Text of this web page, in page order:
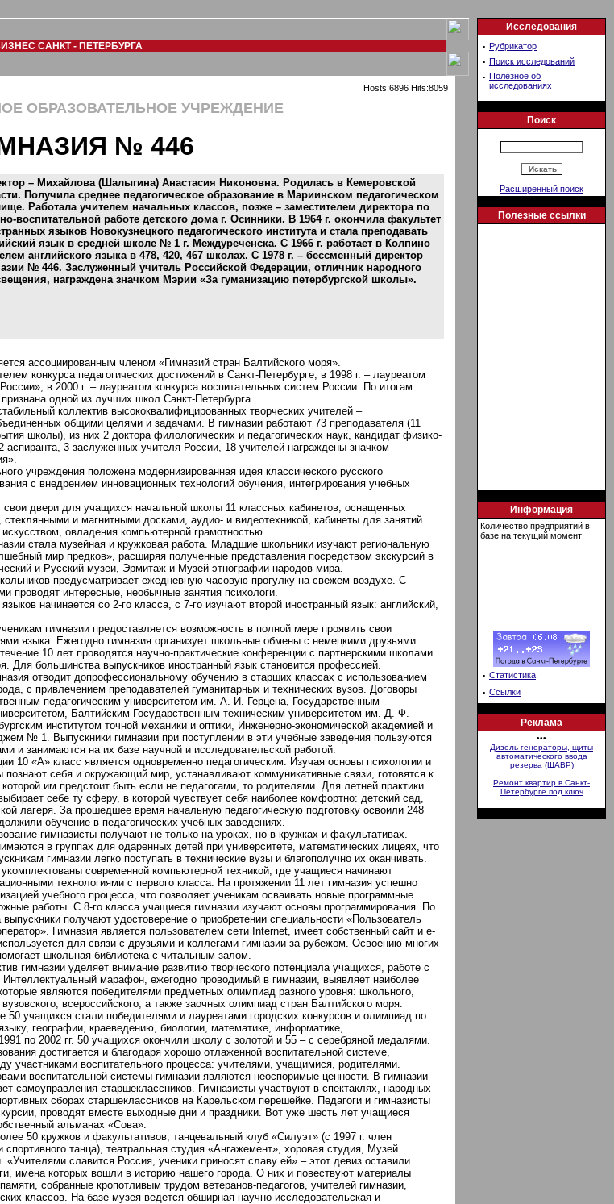
САНКТ - ПЕТЕРБУРГА
Hosts:6896 Hits:8059
ОБРАЗОВАТЕЛЬНОЕ УЧРЕЖДЕНИЕ
№ 446
– Михайлова (Шалыгина) Анастасия Никоновна. Родилась в Кемеровской
Получила среднее педагогическое образование в Мариинском педагогическом
Работала учителем начальных классов, позже – заместителем директора по
воспитательной работе детского дома г. Осинники. В 1964 г. окончила факультет
языков Новокузнецкого педагогического института и стала преподавать
язык в средней школе № 1 г. Междуреченска. С 1966 г. работает в Колпино
английского языка в 478, 420, 467 школах. С 1978 г. – бессменный директор
№ 446. Заслуженный учитель Российской Федерации, отличник народного
награждена значком Мэрии «За гуманизацию петербургской школы».
ассоциированным членом «Гимназий стран Балтийского моря».
конкурса педагогических достижений в Санкт-Петербурге, в 1998 г. – лауреатом
в 2000 г. – лауреатом конкурса воспитательных систем России. По итогам
признана одной из лучших школ Санкт-Петербурга.
коллектив высококвалифицированных творческих учителей –
общими целями и задачами. В гимназии работают 73 преподавателя (11
школы), из них 2 доктора филологических и педагогических наук, кандидат физико-
аспиранта, 3 заслуженных учителя России, 18 учителей награждены значком
учреждения положена модернизированная идея классического русского
с внедрением инновационных технологий обучения, интегрирования учебных
двери для учащихся начальной школы 11 классных кабинетов, оснащенных
и магнитными досками, аудио- и видеотехникой, кабинеты для занятий
овладения компьютерной грамотностью.
стала музейная и кружковая работа. Младшие школьники изучают региональную
мир предков», расширяя полученные представления посредством экскурсий в
и Русский музеи, Эрмитаж и Музей этнографии народов мира.
предусматривает ежедневную часовую прогулку на свежем воздухе. С
проводят интересные, необычные занятия психологи.
начинается со 2-го класса, с 7-го изучают второй иностранный язык: английский,
гимназии предоставляется возможность в полной мере проявить свои
языка. Ежегодно гимназия организует школьные обмены с немецкими друзьями
10 лет проводятся научно-практические конференции с партнерскими школами
Для большинства выпускников иностранный язык становится профессией.
отводит допрофессиональному обучению в старших классах с использованием
с привлечением преподавателей гуманитарных и технических вузов. Договоры
педагогическим университетом им. А. И. Герцена, Государственным
Балтийским Государственным техническим университетом им. Д. Ф.
институтом точной механики и оптики, Инженерно-экономической академией и
№ 1. Выпускники гимназии при поступлении в эти учебные заведения пользуются
и занимаются на их базе научной и исследовательской работой.
10 «А» класс является одновременно педагогическим. Изучая основы психологии и
познают себя и окружающий мир, устанавливают коммуникативные связи, готовятся к
им предстоит быть если не педагогами, то родителями. Для летней практики
себе ту сферу, в которой чувствует себя наиболее комфортно: детский сад,
лагеря. За прошедшее время начальную педагогическую подготовку освоили 248
обучение в педагогических учебных заведениях.
гимназисты получают не только на уроках, но в кружках и факультативах.
в группах для одаренных детей при университете, математических лицеях, что
гимназии легко поступать в технические вузы и благополучно их оканчивать.
укомплектованы современной компьютерной техникой, где учащиеся начинают
технологиями с первого класса. На протяжении 11 лет гимназия успешно
учебного процесса, что позволяет ученикам осваивать новые программные
работы. С 8-го класса учащиеся гимназии изучают основы программирования. По
выпускники получают удостоверение о приобретении специальности «Пользователь
Гимназия является пользователем сети Internet, имеет собственный сайт и e-
для связи с друзьями и коллегами гимназии за рубежом. Освоению многих
школьная библиотека с читальным залом.
гимназии уделяет внимание развитию творческого потенциала учащихся, работе с
марафон, ежегодно проводимый в гимназии, выявляет наиболее
являются победителями предметных олимпиад разного уровня: школьного,
вузовского, всероссийского, а также заочных олимпиад стран Балтийского моря.
50 учащихся стали победителями и лауреатами городских конкурсов и олимпиад по
географии, краеведению, биологии, математике, информатике,
по 2002 гг. 50 учащихся окончили школу с золотой и 55 – с серебряной медалями.
достигается и благодаря хорошо отлаженной воспитательной системе,
участниками воспитательного процесса: учителями, учащимися, родителями.
воспитательной системы гимназии являются неоспоримые ценности. В гимназии
самоуправления старшеклассников. Гимназисты участвуют в спектаклях, народных
сборах старшеклассников на Карельском перешейке. Педагоги и гимназисты
проводят вместе выходные дни и праздники. Вот уже шесть лет учащиеся
альманах «Сова».
50 кружков и факультативов, танцевальный клуб «Силуэт» (с 1997 г. член
спортивного танца), театральная студия «Ангажемент», хоровая студия, Музей
«Учителями славится Россия, ученики приносят славу ей» – этот девиз оставили
имена которых вошли в историю нашего города. О них и повествуют материалы
собранные кропотливым трудом ветеранов-педагогов, учителей гимназии,
классов. На базе музея ведется обширная научно-исследовательская и
Исследования
· Рубрикатор
· Поиск исследований
· Полезное об
исследованиях
Поиск
Расширенный поиск
Полезные ссылки
Информация
Количество предприятий в
базе на текущий момент:
· Статистика
· Ссылки
Реклама
•••
Дизель-генераторы, щиты
автоматического ввода
резерва (ЩАВР)
Ремонт квартир в Санкт-
Петербурге под ключ